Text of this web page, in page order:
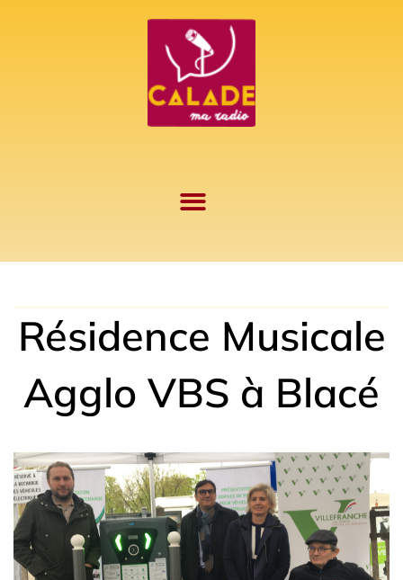
Résidence Musicale
Agglo VBS à Blacé